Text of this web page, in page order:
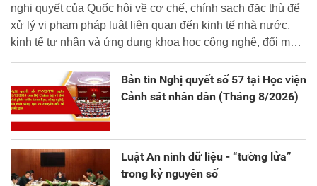
nghị quyết của Quốc hội về cơ chế, chính sạch đặc thù để
xử lý vi phạm pháp luật liên quan đến kinh tế nhà nước,
kinh tế tư nhân và ứng dụng khoa học công nghệ, đổi mới
Bản tin Nghị quyết số 57 tại Học viện
Cảnh sát nhân dân (Tháng 8/2026)
Luật An ninh dữ liệu - “tường lửa”
trong kỷ nguyên số